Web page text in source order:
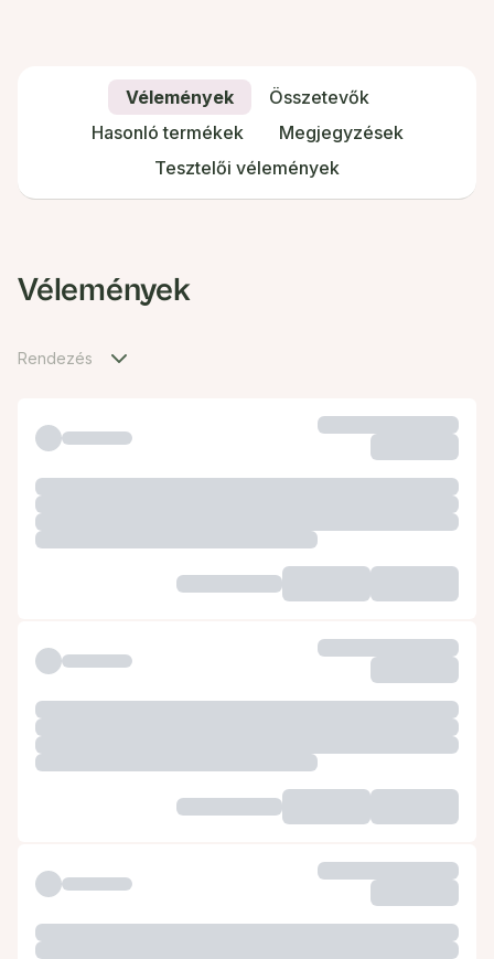
Vélemények
Összetevők
Hasonló termékek
Megjegyzések
Tesztelői vélemények
Vélemények
Rendezés